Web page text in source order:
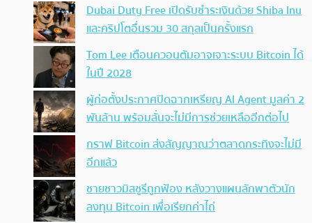
Dubai Duty Free เปิดรับชำระเงินด้วย Shiba Inu
และคริปโตอื่นรวม 30 สกุลเป็นครั้งแรก
Tom Lee เตือนควอนตัมอาจเจาะระบบ Bitcoin ได้
ในปี 2028
ผู้ก่อตั้งประกาศปิดฉากเหรียญ AI Agent มูลค่า 2
พันล้าน พร้อมลั่นจะไม่มีการช่วยเหลืออีกต่อไป
กราฟ Bitcoin ส่งสัญญาณว่าตลาดกระทิงจะไม่มี
อีกแล้ว
ชายชาวมิสซูรีถูกฟ้อง หลังวางแผนลักพาตัวนัก
ลงทุน Bitcoin เพื่อเรียกค่าไถ่